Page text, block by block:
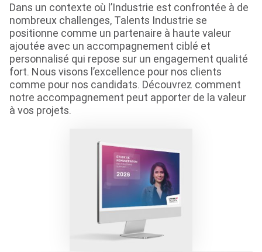
Dans un contexte où l’Industrie est confrontée à de
nombreux challenges, Talents Industrie se
positionne comme un partenaire à haute valeur
ajoutée avec un accompagnement ciblé et
personnalisé qui repose sur un engagement qualité
fort. Nous visons l’excellence pour nos clients
comme pour nos candidats. Découvrez comment
notre accompagnement peut apporter de la valeur
à vos projets.